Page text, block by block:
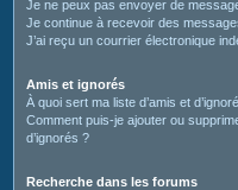
Je ne peux pas envoyer de
Je continue à recevoir des
J’ai reçu un courrier électronique
Amis et ignorés
À quoi sert ma liste d’amis et
Comment puis-je ajouter ou
d’ignorés ?
Recherche dans les forums